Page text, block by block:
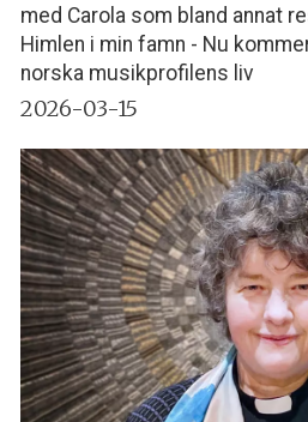
med Carola som bland annat
Himlen i min famn - Nu
norska musikprofilens liv
2026-03-15